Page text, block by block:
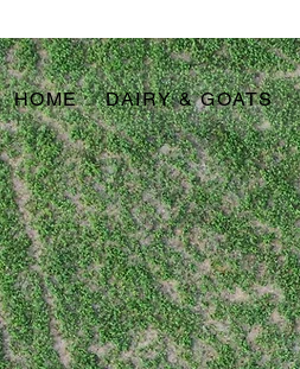
HOME DAIRY & GOATS